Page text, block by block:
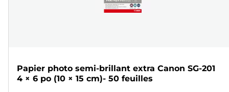
Papier photo semi-brillant extra Canon SG-201
4 × 6 po (10 × 15 cm)- 50 feuilles